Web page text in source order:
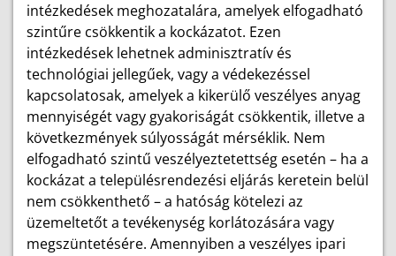
intézkedések meghozatalára, amelyek elfogadható
szintűre csökkentik a kockázatot. Ezen
intézkedések lehetnek adminisztratív és
technológiai jellegűek, vagy a védekezéssel
kapcsolatosak, amelyek a kikerülő veszélyes anyag
mennyiségét vagy gyakoriságát csökkentik, illetve a
következmények súlyosságát mérséklik. Nem
elfogadható szintű veszélyeztetettség esetén – ha a
kockázat a településrendezési eljárás keretein belül
nem csökkenthető – a hatóság kötelezi az
üzemeltetőt a tevékenység korlátozására vagy
megszüntetésére. Amennyiben a veszélyes ipari